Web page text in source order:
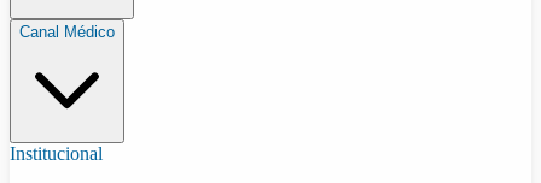
Canal Médico
Institucional